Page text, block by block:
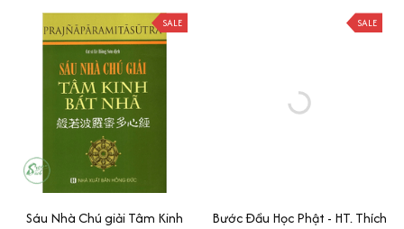
SALE
Sáu Nhà Chú giải Tâm Kinh
SALE
Bước Đầu Học Phật - HT. Thích